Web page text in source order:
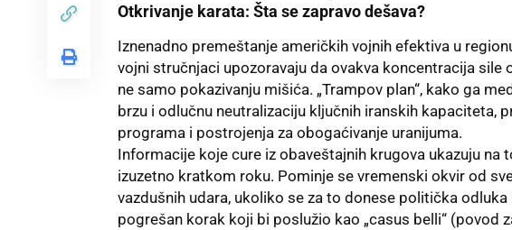
Otkrivanje karata: Šta se zapravo dešava?
Iznenadno premeštanje američkih vojnih efektiva u
vojni stručnjaci upozoravaju da ovakva koncentracija
ne samo pokazivanju mišića. „Trampov plan“, kako ga
brzu i odlučnu neutralizaciju ključnih iranskih kapaciteta,
programa i postrojenja za obogaćivanje uranijuma.
Informacije koje cure iz obaveštajnih krugova ukazuju na
izuzetno kratkom roku. Pominje se vremenski okvir od
vazdušnih udara, ukoliko se za to donese politička
pogrešan korak koji bi poslužio kao „casus belli“ (povod